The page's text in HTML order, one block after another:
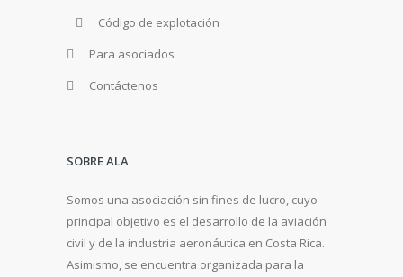
Código de explotación
Para asociados
Contáctenos
SOBRE ALA
Somos una asociación sin fines de lucro, cuyo
principal objetivo es el desarrollo de la aviación
civil y de la industria aeronáutica en Costa Rica.
Asimismo, se encuentra organizada para la